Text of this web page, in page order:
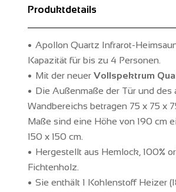
Produktdetails
Apollon Quartz Infrarot-
Kapazität für bis zu 4 Personen.
Mit der neuerVollspektrum
Die Außenmaße der Tür und des
Wandbereichs betragen 75 x 75 x
Maße sind eine Höhe von 190 cm
150 x 150 cm.
Hergestellt aus Hemlock, 100%
Fichtenholz.
Sie enthält 1 Kohlenstoff Heizer